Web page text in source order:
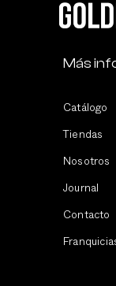
Más
Catálogo
Tiendas
Nosotros
Journal
Contacto